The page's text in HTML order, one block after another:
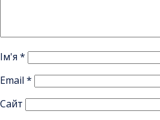
Ім'я *
Email *
Сайт